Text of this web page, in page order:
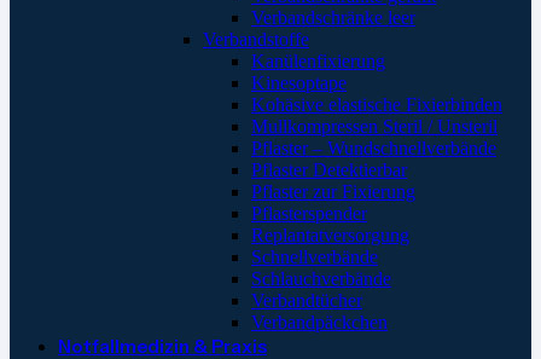
Verbandschränke leer
Verbandstoffe
Kanülenfixierung
Kinesoptape
Kohäsive elastische Fixierbinden
Mullkompressen Steril / Unsteril
Pflaster – Wundschnellverbände
Pflaster Detektierbar
Pflaster zur Fixierung
Pflasterspender
Replantatversorgung
Schnellverbände
Schlauchverbände
Verbandtücher
Verbandpäckchen
Notfallmedizin & Praxis